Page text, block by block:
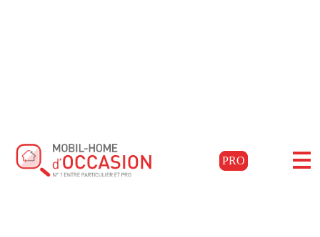
PRO
Mobil-homes d'occasion à